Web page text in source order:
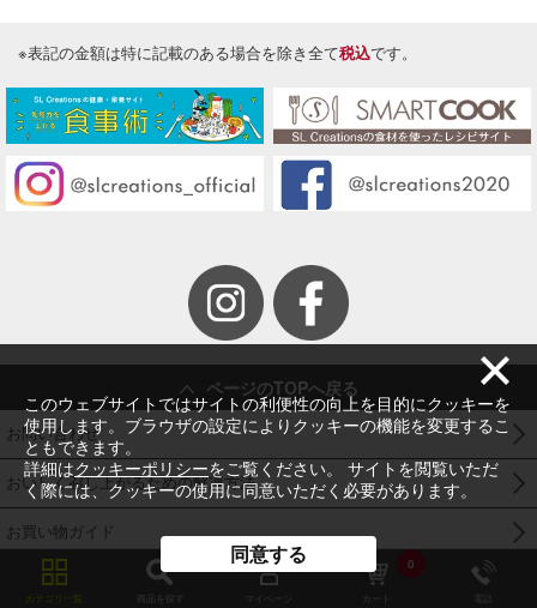
このウェブサイトではサイトの利便性の向上を目的にクッキーを
使用します。ブラウザの設定によりクッキーの機能を変更するこ
ともできます。
詳細はクッキーポリシーをご覧ください。 サイトを閲覧いただ
く際には、クッキーの使用に同意いただく必要があります。
同意する
※表記の金額は特に記載のある場合を除き全て税込です。
ページのTOPへ戻る
お問い合わせ
おいしく召し上がるための解凍方法
お買い物ガイド
SL Creationsのこだわり
カテゴリ一覧 商品を探す マイページ カート
0
電話